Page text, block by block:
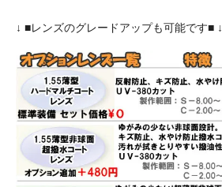
↓ ■レンズのグレードアップも可能です■ ↓